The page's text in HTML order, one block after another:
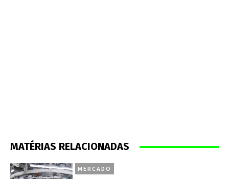
MATÉRIAS RELACIONADAS
MERCADO